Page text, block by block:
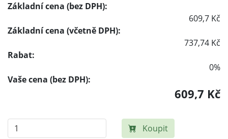
Základní cena (bez DPH):
609,7 Kč
Základní cena (včetně DPH):
737,74 Kč
Rabat:
0%
Vaše cena (bez DPH):
609,7 Kč
Koupit